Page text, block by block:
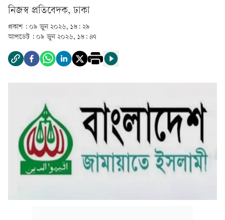
‎নিজস্ব প্রতিবেদক, ঢাকা‎
প্রকাশ : ০৯ জুন ২০২৬, ১৮: ২৯
আপডেট : ০৯ জুন ২০২৬, ১৮: ৪৭